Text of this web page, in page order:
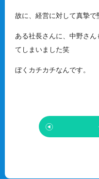
故に、経営に対して真摯で
ある社長さんに、中野さ
てしまいました笑
ぼくカチカチなんです。